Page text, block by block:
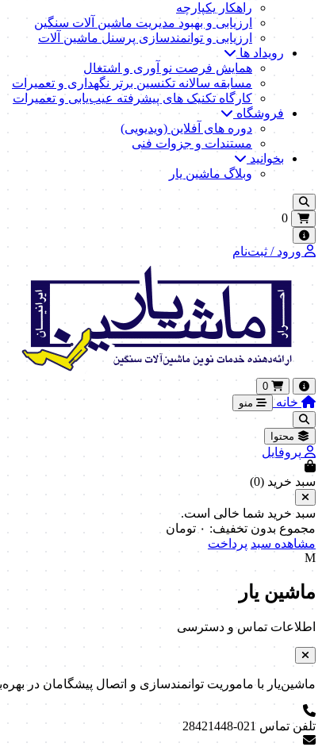
راهکار یکپارچه
ارزیابی و بهبود مدیریت ماشین آلات سنگین
ارزیابی و توانمندسازی پرسنل ماشین آلات
رویداد ها
همایش فرصت نو آوری و اشتغال
مسابقه سالانه تکنسین برتر نگهداری و تعمیرات
کارگاه تکنیک‌ های پیشرفته عیب‌یابی و تعمیرات
فروشگاه
دوره های آفلاین (ویدیویی)
مستندات و جزوات فنی
بخوانید
وبلاگ ماشین یار
0
ورود / ثبت‌نام
0
خانه منو
محتوا
پروفایل
سبد خرید (0
)
سبد خرید شما خالی است.
مجموع بدون تخفیف: ۰ تومان
مشاهده سبد پرداخت
M
ماشین یار
اطلاعات تماس و دسترسی
ماشین‌یار با ماموریت توانمندسازی و اتصال پیشگامان در
تلفن تماس 021-28421448